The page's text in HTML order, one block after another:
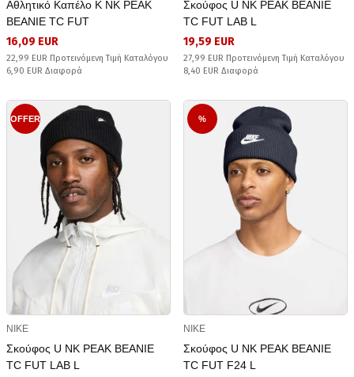
Αθλητικό Καπέλο K NK PEAK
BEANIE TC FUT
16,09 EUR
22,99 EUR Προτεινόμενη Τιμή Καταλόγου
6,90 EUR Διαφορά
Σκούφος U NK PEAK BEANIE
TC FUT LAB L
19,59 EUR
27,99 EUR Προτεινόμενη Τιμή Καταλόγου
8,40 EUR Διαφορά
OFFER
NIKE
Σκούφος U NK PEAK BEANIE
TC FUT LAB L
%
NIKE
Σκούφος U NK PEAK BEANIE
TC FUT F24 L